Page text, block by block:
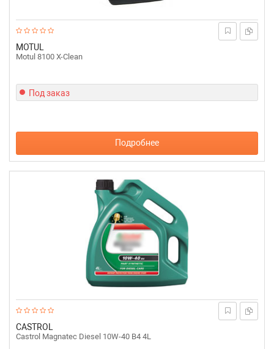
MOTUL
Motul 8100 Х-Clean
Под заказ
Подробнее
CASTROL
Castrol Magnatec Diesel 10W-40 B4 4L